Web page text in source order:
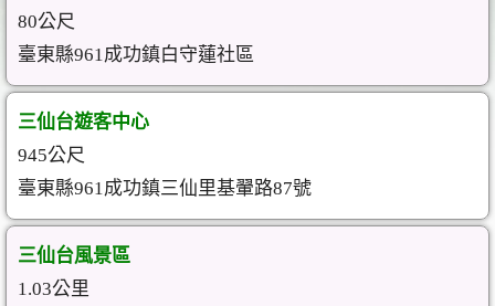
80公尺
臺東縣961成功鎮白守蓮社區
三仙台遊客中心
945公尺
臺東縣961成功鎮三仙里基翬路87號
三仙台風景區
1.03公里